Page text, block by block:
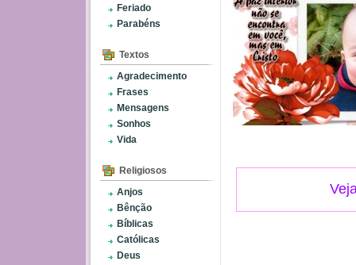
Feriado
Parabéns
Textos
Agradecimento
Frases
Mensagens
Sonhos
Vida
Religiosos
Anjos
Bênção
Bíblicas
Católicas
Deus